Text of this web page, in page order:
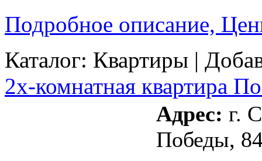
Подробное описание,
Каталог: Квартиры |
2х-комнатная квартира
Адрес: г.
Победы,